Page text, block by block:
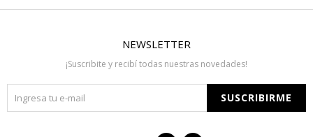
NEWSLETTER
¡Suscribite y recibí todas nuestras novedades!
SUSCRIBIRME